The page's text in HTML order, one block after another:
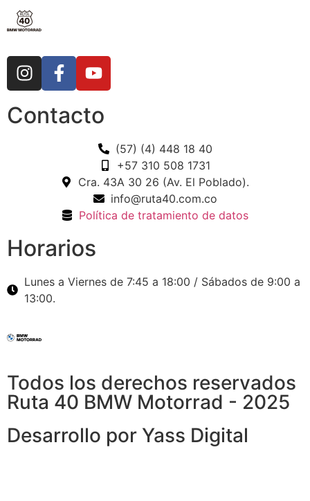
Contacto
(57) (4) 448 18 40
+57 310 508 1731
Cra. 43A 30 26 (Av. El Poblado).
info@ruta40.com.co
Política de tratamiento de datos
Horarios
Lunes a Viernes de 7:45 a 18:00 / Sábados de 9:00 a
13:00.
Todos los derechos reservados
Ruta 40 BMW Motorrad - 2025
Desarrollo por Yass Digital